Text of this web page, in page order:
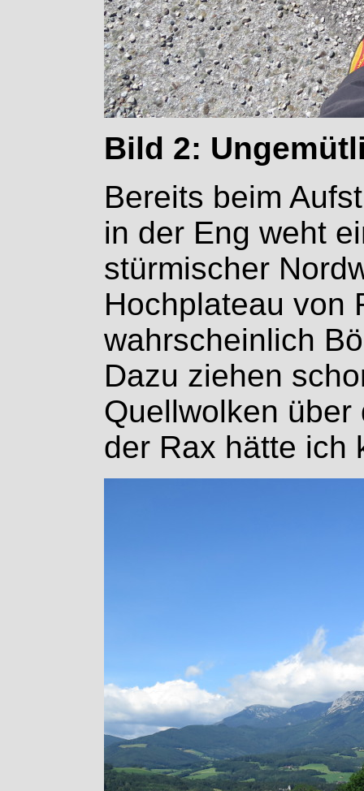
Bild 2:
Bereits beim
in der Eng weht
stürmischer
Hochplateau von
wahrscheinlich
Dazu ziehen
Quellwolken
der Rax hätte ich